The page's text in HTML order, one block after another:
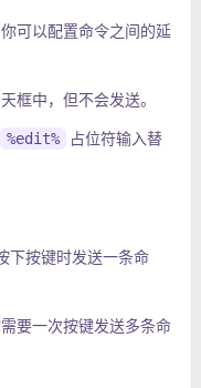
可以配置命令之间的延
框中，但不会发送。
%edit%
占位符输入替
下按键时发送一条命
要一次按键发送多条命